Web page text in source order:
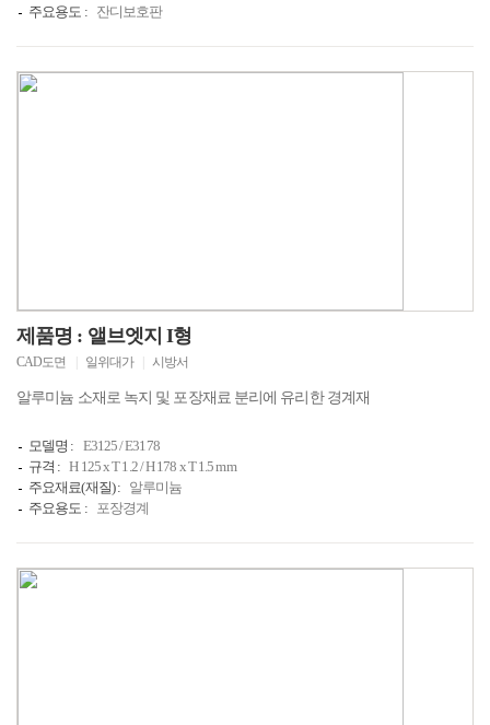
주요용도 :
잔디보호판
제품명 : 앨브엣지 I형
CAD도면 일위대가 시방서
알루미늄 소재로 녹지 및 포장재료 분리에 유리한 경계재
모델명 : E3125 / E3178
규격 : H 125 x T 1.2 / H 178 x T 1.5 mm
주요재료(재질) : 알루미늄
주요용도 :
포장경계